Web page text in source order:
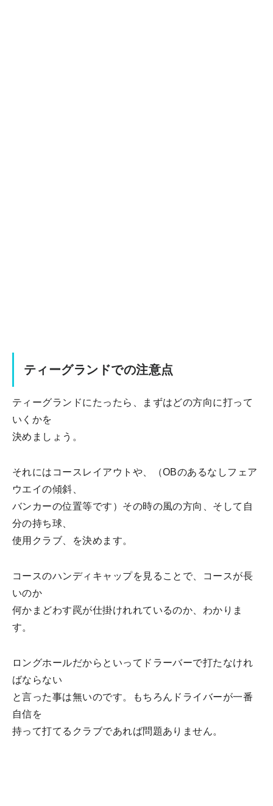
ティーグランドでの注意点
ティーグランドにたったら、まずはどの方向に打って
いくかを
決めましょう。
それにはコースレイアウトや、（OBのあるなしフェア
ウエイの傾斜、
バンカーの位置等です）その時の風の方向、そして自
分の持ち球、
使用クラブ、を決めます。
コースのハンディキャップを見ることで、コースが長
いのか
何かまどわす罠が仕掛けれれているのか、わかりま
す。
ロングホールだからといってドラーバーで打たなけれ
ばならない
と言った事は無いのです。もちろんドライバーが一番
自信を
持って打てるクラブであれば問題ありません。